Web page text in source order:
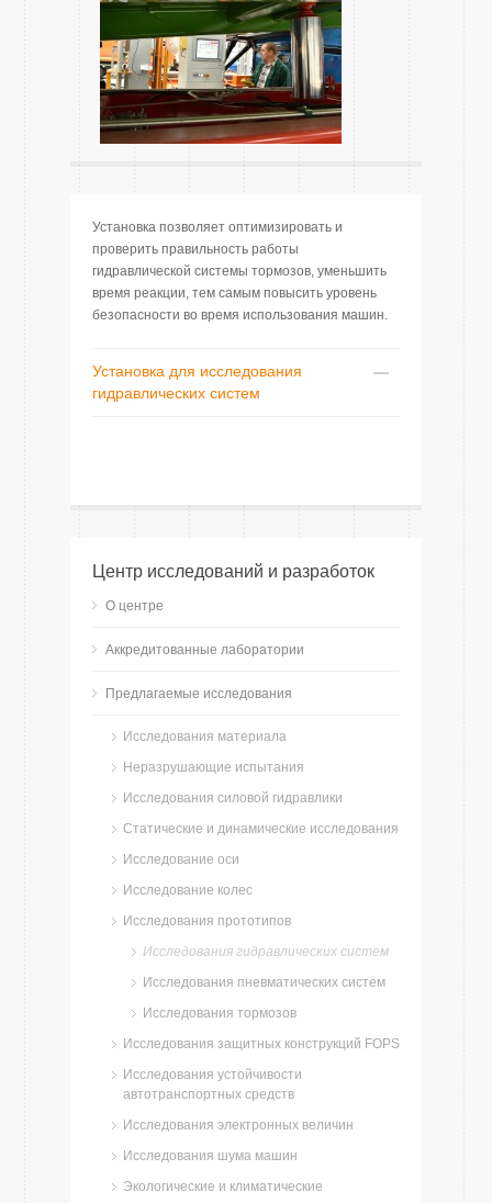
Установка позволяет оптимизировать и
проверить правильность работы
гидравлической системы тормозов, уменьшить
время реакции, тем самым повысить уровень
безопасности во время использования машин.
Установка для исследования
гидравлических систем
Центр исследований и разработок
О центре
Аккредитованные лаборатории
Предлагаемые исследования
Исследования материала
Неразрушающие испытания
Исследования силовой гидравлики
Статические и динамические исследования
Исследование оси
Исследование колес
Исследования прототипов
Исследования гидравлических систем
Исследования пневматических систем
Исследования тормозов
Исследования защитных конструкций FOPS
Исследования устойчивости
автотранспортных средств
Исследования электронных величин
Исследования шума машин
Экологические и климатические